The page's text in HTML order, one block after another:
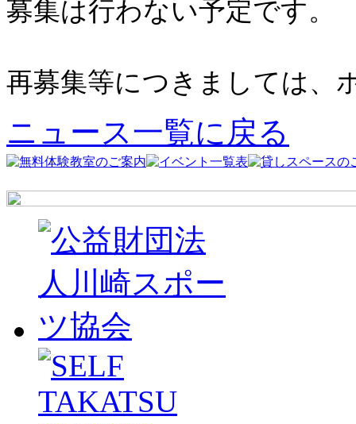
募集は行わない予定です。
再募集等につきましては、
ニュース一覧に戻る